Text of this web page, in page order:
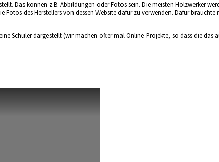
Das können z.B. Abbildungen oder Fotos sein. Die meisten Holzwerker
des Herstellers von dessen Website dafür zu verwenden. Dafür
Schüler dargestellt (wir machen öfter mal Online-Projekte, so dass die das